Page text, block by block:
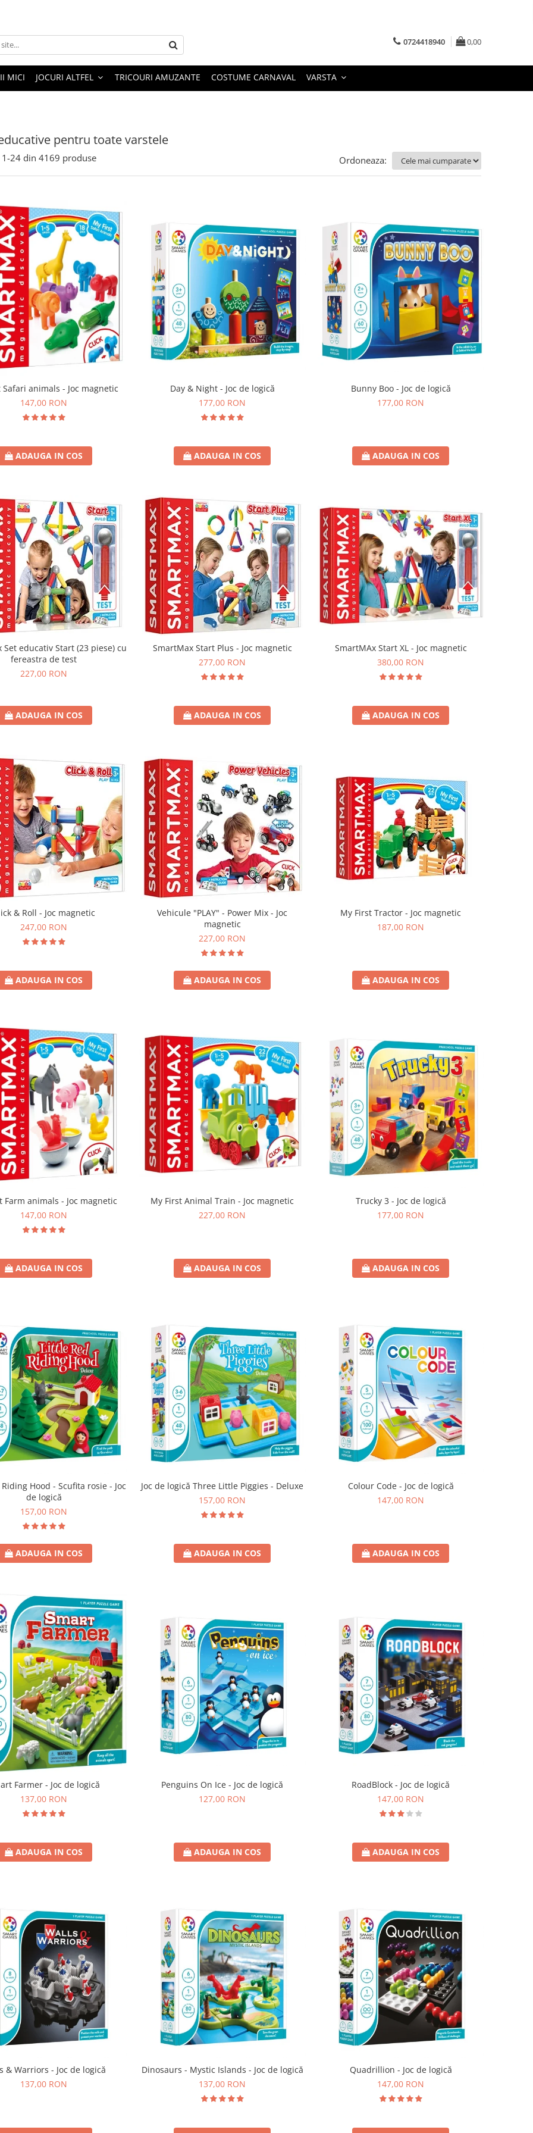
0724418940 0,00
MICI JOCURI ALTFEL TRICOURI AMUZANTE COSTUME CARNAVAL VARSTA
pentru toate varstele
1-24 din 4169 produse Ordoneaza:
Safari animals - Joc magnetic
147,00 RON
ADAUGA IN COS
Day & Night - Joc de logică
177,00 RON
ADAUGA IN COS
Bunny Boo - Joc de logică
177,00 RON
ADAUGA IN COS
Set educativ Start (23 piese) cu
fereastra de test
227,00 RON
ADAUGA IN COS
SmartMax Start Plus - Joc magnetic
277,00 RON
ADAUGA IN COS
SmartMAx Start XL - Joc magnetic
380,00 RON
ADAUGA IN COS
& Roll - Joc magnetic
247,00 RON
ADAUGA IN COS
Vehicule "PLAY" - Power Mix - Joc
magnetic
227,00 RON
ADAUGA IN COS
My First Tractor - Joc magnetic
187,00 RON
ADAUGA IN COS
Farm animals - Joc magnetic
147,00 RON
ADAUGA IN COS
My First Animal Train - Joc magnetic
227,00 RON
ADAUGA IN COS
Trucky 3 - Joc de logică
177,00 RON
ADAUGA IN COS
Hood - Scufita rosie - Joc
de logică
157,00 RON
ADAUGA IN COS
Joc de logică Three Little Piggies - Deluxe
157,00 RON
ADAUGA IN COS
Colour Code - Joc de logică
147,00 RON
ADAUGA IN COS
Farmer - Joc de logică
137,00 RON
ADAUGA IN COS
Penguins On Ice - Joc de logică
127,00 RON
ADAUGA IN COS
RoadBlock - Joc de logică
147,00 RON
ADAUGA IN COS
& Warriors - Joc de logică
137,00 RON
Dinosaurs - Mystic Islands - Joc de logică
137,00 RON
Quadrillion - Joc de logică
147,00 RON